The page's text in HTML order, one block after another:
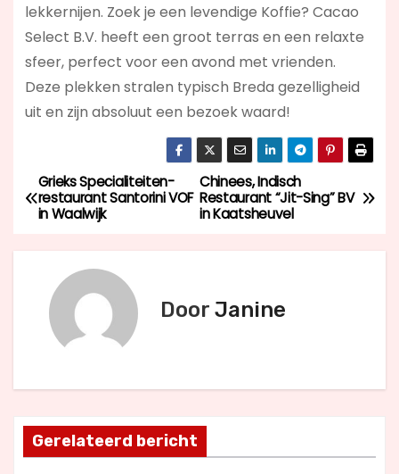
lekkernijen. Zoek je een levendige Koffie? Cacao
Select B.V. heeft een groot terras en een relaxte
sfeer, perfect voor een avond met vrienden.
Deze plekken stralen typisch Breda gezelligheid
uit en zijn absoluut een bezoek waard!
B
e
t
n
Chinees, Indisch
Restaurant “Jit-Sing” BV
in Kaatsheuvel
Grieks Specialiteiten-
restaurant Santorini VOF
in Waalwijk
Door Janine
Gerelateerd bericht